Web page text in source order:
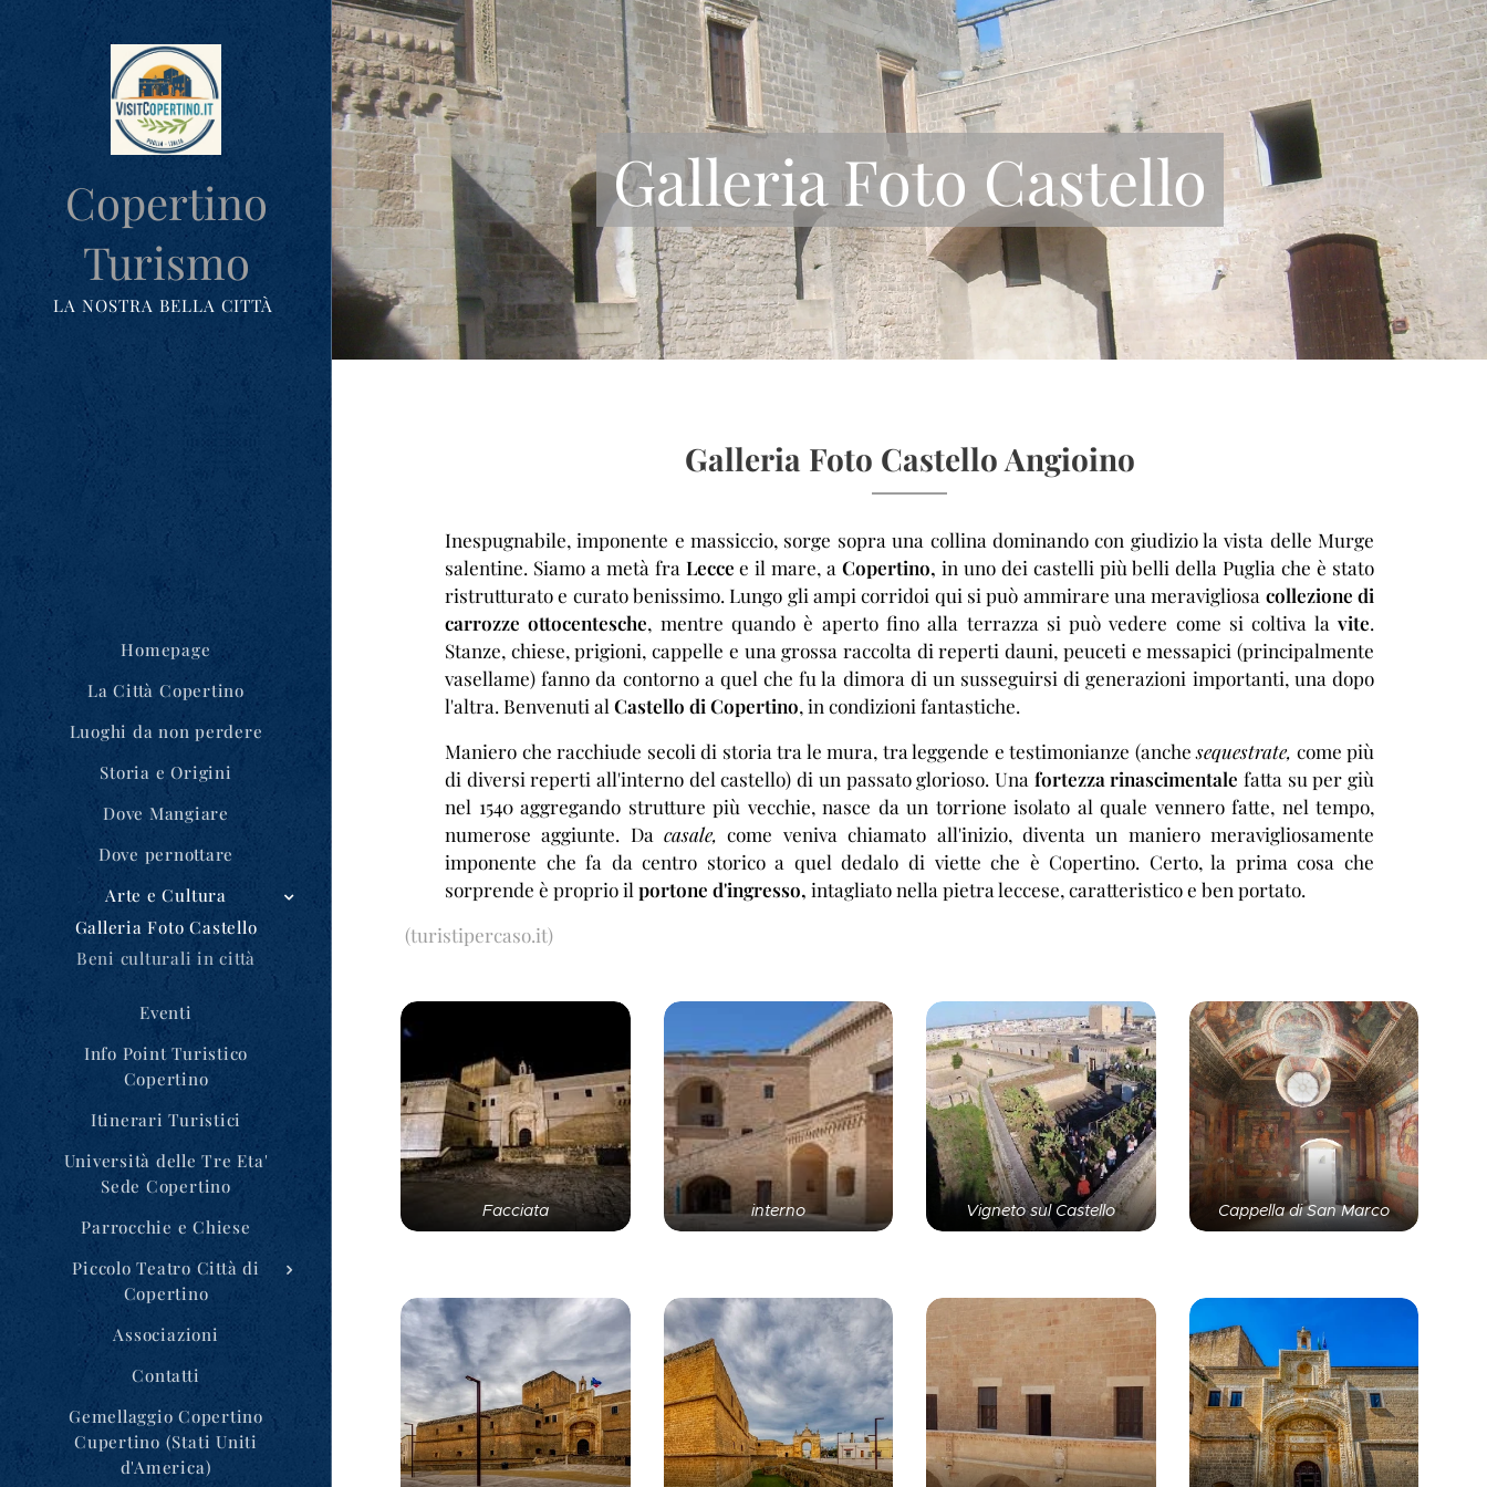
Copertino
Turismo
LA NOSTRA BELLA CITTÀ
Homepage
La Città Copertino
Luoghi da non perdere
Storia e Origini
Dove Mangiare
Dove pernottare
Arte e Cultura
Galleria Foto Castello
Beni culturali in città
Eventi
Info Point Turistico
Copertino
Itinerari Turistici
Università delle Tre Eta'
Sede Copertino
Parrocchie e Chiese
Piccolo Teatro Città di
Copertino
Associazioni
Contatti
Gemellaggio Copertino
Cupertino (Stati Uniti
d'America)
Galleria Foto Castello
Galleria Foto Castello Angioino
Inespugnabile, imponente e massiccio, sorge sopra una collina dominando con giudizio la vista delle Murge
salentine. Siamo a metà fra Lecce e il mare, aCopertino, in uno dei castelli più belli della Puglia che è stato
ristrutturato e curato benissimo. Lungo gli ampi corridoi qui si può ammirare una meravigliosa collezione di
carrozze ottocentesche, mentre quando è aperto fino alla terrazza si può vedere come si coltiva la vite.
Stanze, chiese, prigioni, cappelle e una grossa raccolta di reperti dauni, peuceti e messapici (principalmente
vasellame) fanno da contorno a quel che fu la dimora di un susseguirsi di generazioni importanti, una dopo
l'altra. Benvenuti al Castello di Copertino, in condizioni fantastiche.
Maniero che racchiude secoli di storia tra le mura, tra leggende e testimonianze (anchesequestrate, come più
di diversi reperti all'interno del castello) di un passato glorioso. Una fortezza rinascimentale fatta su per giù
nel 1540 aggregando strutture più vecchie, nasce da un torrione isolato al quale vennero fatte, nel tempo,
numerose aggiunte. Dacasale,come veniva chiamato all'inizio, diventa un maniero meravigliosamente
imponente che fa da centro storico a quel dedalo di viette che è Copertino. Certo, la prima cosa che
sorprende è proprio il portone d'ingresso, intagliato nella pietra leccese, caratteristico e ben portato.
(turistipercaso.it)
Facciata interno Vigneto sul Castello Cappella di San Marco